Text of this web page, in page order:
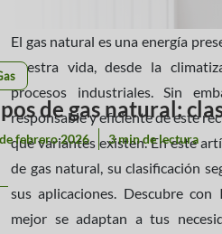
de gas natural:
febrero 2026 3 min de lectura
El gas natural es una energía
nuestra vida, desde la
procesos industriales. Sin
responsable y eficiente de este
qué variantes existen. En este
de gas natural, su clasificación
sus aplicaciones. Descubre
mejor se adaptan a tus